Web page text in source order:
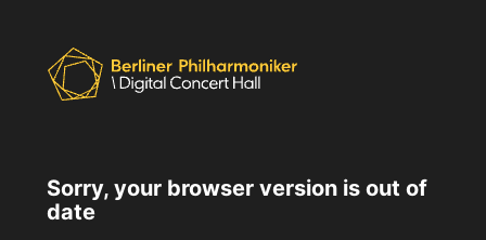
Sorry, your browser version is out of
date